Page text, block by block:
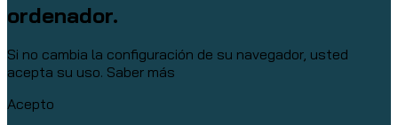
ordenador.
Si no cambia la configuración de su navegador, usted
acepta su uso. Saber más
Acepto